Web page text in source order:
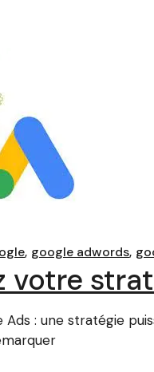
google adwords
votre
: une stratégie